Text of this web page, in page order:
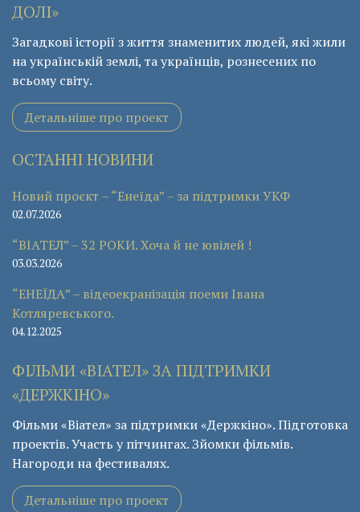
ДОЛІ»
Загадкові історії з життя знаменитих людей, які жили
на українській землі, та українців, рознесених по
всьому світу.
Детальніше про проект
ОСТАННІ НОВИНИ
Новий проєкт – “Енеїда” – за підтримки УКФ
02.07.2026
“ВІАТЕЛ” – 32 РОКИ. Хоча й не ювілей !
03.03.2026
“ЕНЕЇДА” – відеоекранізація поеми Івана
Котляревського.
04.12.2025
ФІЛЬМИ «ВІАТЕЛ» ЗА ПІДТРИМКИ
«ДЕРЖКІНО»
Фільми «Віател» за підтримки «Держкіно». Підготовка
проектів. Участь у пітчингах. Зйомки фільмів.
Нагороди на фестивалях.
Детальніше про проект